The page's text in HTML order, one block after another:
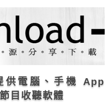
電腦、手機 App
目收聽軟體